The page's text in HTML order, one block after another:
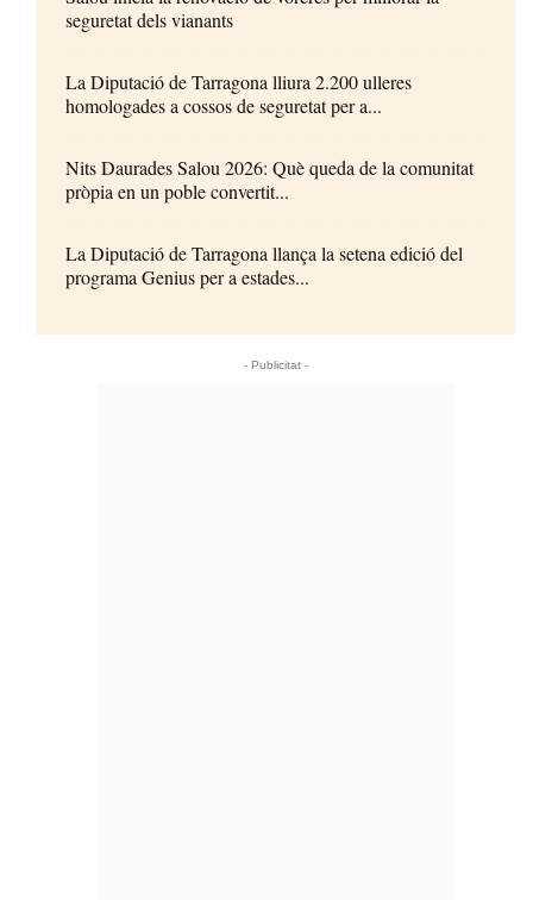
seguretat dels vianants
La Diputació de Tarragona lliura 2.200 ulleres
homologades a cossos de seguretat per a...
Nits Daurades Salou 2026: Què queda de la comunitat
pròpia en un poble convertit...
La Diputació de Tarragona llança la setena edició del
programa Genius per a estades...
- Publicitat -